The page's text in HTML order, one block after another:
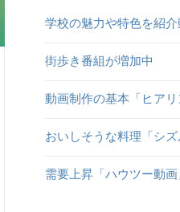
学校の魅力や特色を紹
街歩き番組が増加中
動画制作の基本「ヒアリ
おいしそうな料理「シ
需要上昇「ハウツー動画